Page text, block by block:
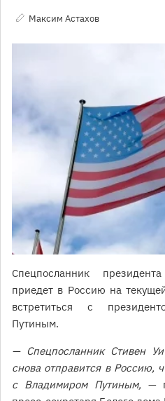
Максим Астахов
Спецпосланник
приедет в Россию на
встретиться с
Путиным.
— Спецпосланник Стивен
снова отправится в Россию,
с Владимиром Путиным, —